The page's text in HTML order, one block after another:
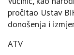
pročitao Ustav
donošenja i
ATV